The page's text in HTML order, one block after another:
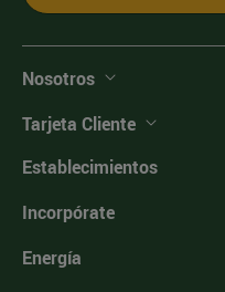
Nosotros
Tarjeta Cliente
Establecimientos
Incorpórate
Energía